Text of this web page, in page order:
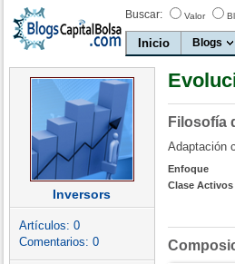
Buscar: Valor
Inicio Blogs
Inversors
Artículos: 0
Comentarios: 0
Filosofía
Adaptación
Enfoque
Clase Activos